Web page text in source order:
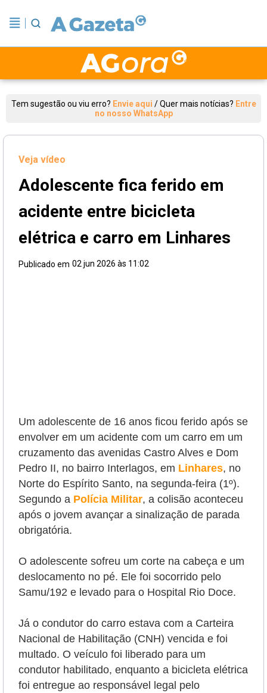
Tem sugestão ou viu erro? Envie aqui /Quer mais notícias? Entre
no nosso WhatsApp
Veja vídeo
Adolescente fica ferido em
acidente entre bicicleta
elétrica e carro em Linhares
Publicado em 02 jun 2026 às 11:02
Um adolescente de 16 anos ficou ferido após se
envolver em um acidente com um carro em um
cruzamento das avenidas Castro Alves e Dom
Pedro II, no bairro Interlagos, em Linhares, no
Norte do Espírito Santo, na segunda-feira (1º).
Segundo a Polícia Militar, a colisão aconteceu
após o jovem avançar a sinalização de parada
obrigatória.
O adolescente sofreu um corte na cabeça e um
deslocamento no pé. Ele foi socorrido pelo
Samu/192 e levado para o Hospital Rio Doce.
Já o condutor do carro estava com a Carteira
Nacional de Habilitação (CNH) vencida e foi
multado. O veículo foi liberado para um
condutor habilitado, enquanto a bicicleta elétrica
foi entregue ao responsável legal pelo